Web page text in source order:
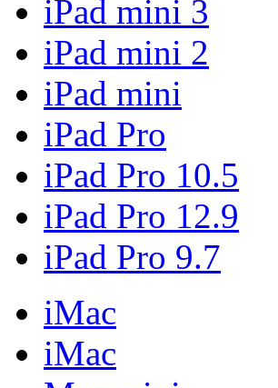
iPad mini 3
iPad mini 2
iPad mini
iPad Pro
iPad Pro 10.5
iPad Pro 12.9
iPad Pro 9.7
iMac
iMac